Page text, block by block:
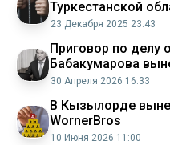
Туркестанской
изнасиловании
23 Декабря 2025 23:43
Приговор по делу
Бабакумарова
30 Апреля 2026 16:33
В Кызылорде
WornerBros
10 Июня 2026 11:00